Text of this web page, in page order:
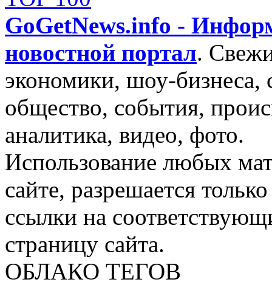
GoGetNews.info -
новостной портал.
экономики, шоу-бизнеса,
общество, события,
аналитика, видео, фото.
Использование любых
сайте, разрешается
ссылки на
страницу сайта.
ОБЛАКО ТЕГОВ